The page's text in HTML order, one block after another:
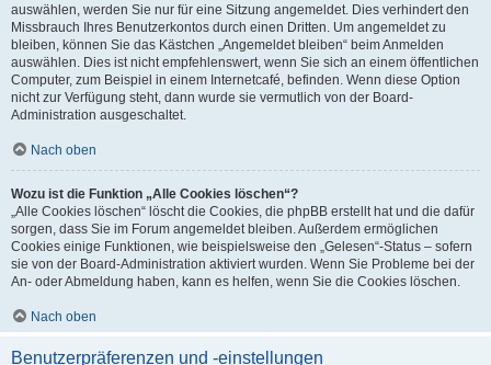
auswählen, werden Sie nur für eine Sitzung angemeldet. Dies verhindert den
Missbrauch Ihres Benutzerkontos durch einen Dritten. Um angemeldet zu
bleiben, können Sie das Kästchen „Angemeldet bleiben“ beim Anmelden
auswählen. Dies ist nicht empfehlenswert, wenn Sie sich an einem öffentlichen
Computer, zum Beispiel in einem Internetcafé, befinden. Wenn diese Option
nicht zur Verfügung steht, dann wurde sie vermutlich von der Board-
Administration ausgeschaltet.
Nach oben
Wozu ist die Funktion „Alle Cookies löschen“?
„Alle Cookies löschen“ löscht die Cookies, die phpBB erstellt hat und die dafür
sorgen, dass Sie im Forum angemeldet bleiben. Außerdem ermöglichen
Cookies einige Funktionen, wie beispielsweise den „Gelesen“-Status – sofern
sie von der Board-Administration aktiviert wurden. Wenn Sie Probleme bei der
An- oder Abmeldung haben, kann es helfen, wenn Sie die Cookies löschen.
Nach oben
Benutzerpräferenzen und -einstellungen